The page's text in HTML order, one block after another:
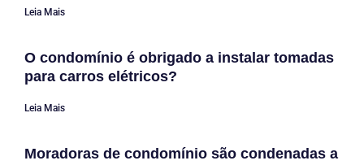
Leia Mais
O condomínio é obrigado a instalar tomadas
para carros elétricos?
Leia Mais
Moradoras de condomínio são condenadas a